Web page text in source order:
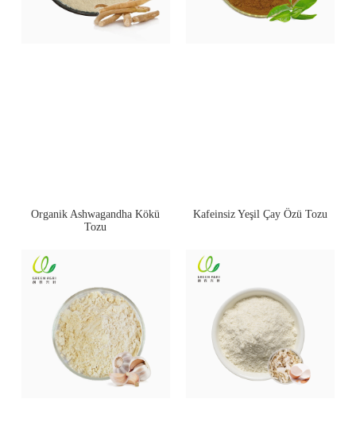
Organik Ashwagandha Kökü
Tozu
Kafeinsiz Yeşil Çay Özü Tozu